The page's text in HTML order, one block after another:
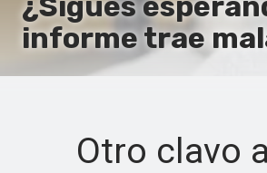
informe trae
Otro clavo